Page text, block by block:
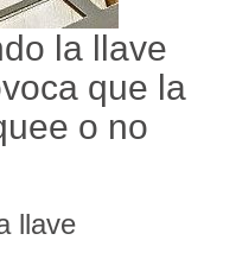
la llave
que la
o no
llave